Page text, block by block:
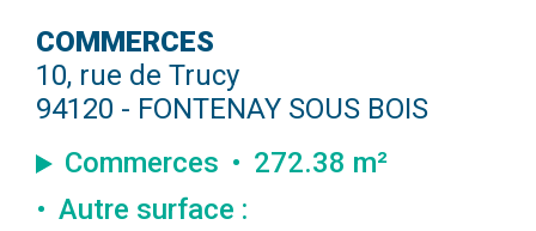
COMMERCES
10, rue de Trucy
94120 - FONTENAY SOUS BOIS
Commerces
272.38 m²
Autre surface :